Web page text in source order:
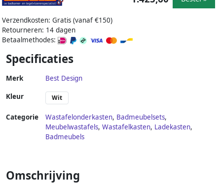
Verzendkosten: Gratis (vanaf €150)
Retourneren: 14 dagen
Betaalmethodes:
Specificaties
Merk Best Design
Kleur Wit
Categorie Wastafelonderkasten, Badmeubelsets,
Meubelwastafels, Wastafelkasten, Ladekasten,
Badmeubels
Omschrijving